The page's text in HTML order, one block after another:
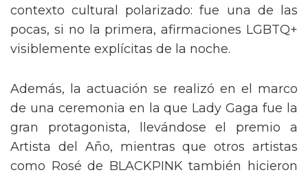
contexto cultural polarizado: fue una de las
pocas, si no la primera, afirmaciones LGBTQ+
visiblemente explícitas de la noche.
Además, la actuación se realizó en el marco
de una ceremonia en la que Lady Gaga fue la
gran protagonista, llevándose el premio a
Artista del Año, mientras que otros artistas
como Rosé de BLACKPINK también hicieron